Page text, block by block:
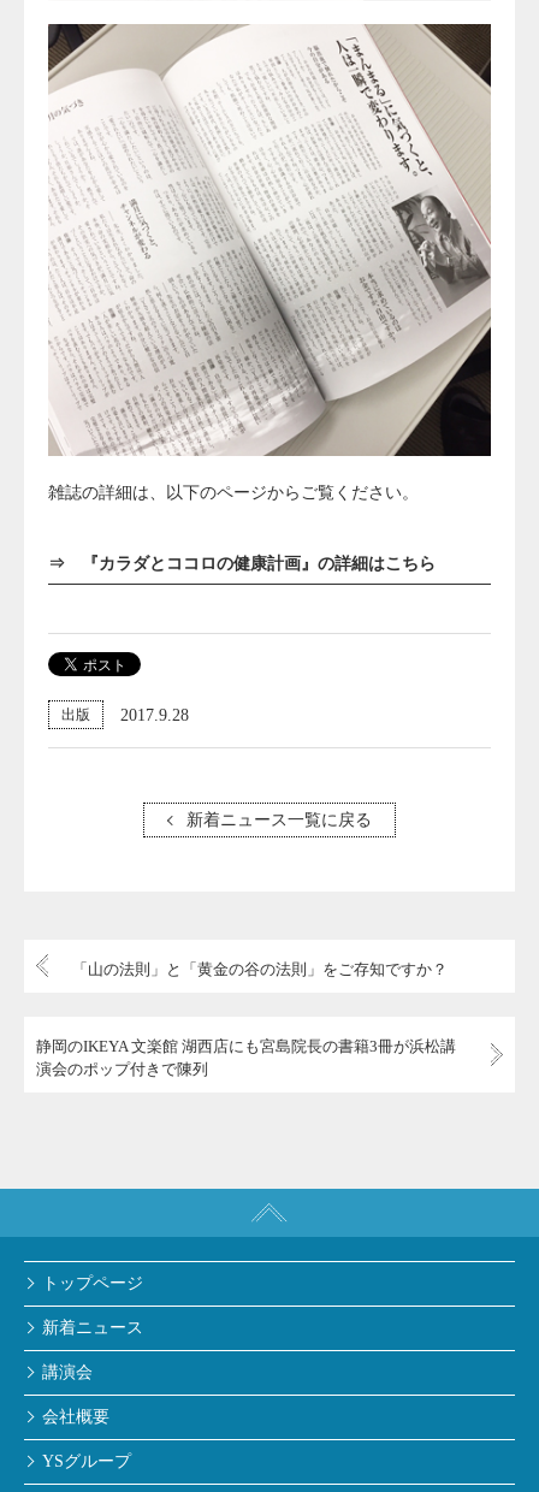
雑誌の詳細は、以下のページからご覧ください。
⇒ 『カラダとココロの健康計画』の詳細はこちら
出版 2017.9.28
新着ニュース一覧に戻る
「山の法則」と「黄金の谷の法則」をご存知ですか？
静岡のIKEYA 文楽館 湖西店にも宮島院長の書籍3冊が浜松講
演会のポップ付きで陳列
トップページ
新着ニュース
講演会
会社概要
YSグループ